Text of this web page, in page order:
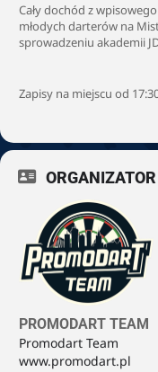
Cały dochód z
młodych darterów na
sprowadzeniu akademii
Zapisy na miejscu od
ORGANIZATOR
PROMODART TEAM
Promodart Team
www.promodart.pl